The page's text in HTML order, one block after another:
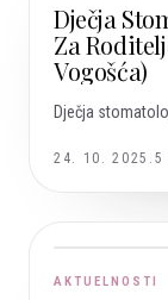
Dječja
Za
Vogošća)
Dječja
24. 10. 2025. 5
AKTUELNOSTI